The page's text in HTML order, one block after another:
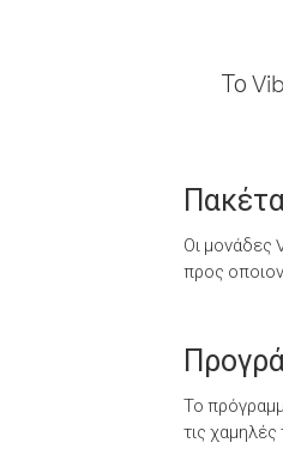
Το
Οι μονάδες
προς
Το
τις χαμηλές